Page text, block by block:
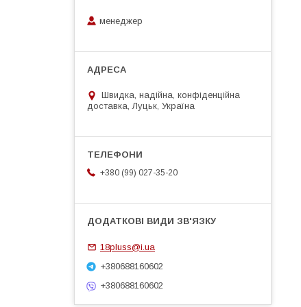
менеджер
Швидка, надійна, конфіденційна
доставка, Луцьк, Україна
+380 (99) 027-35-20
18pluss@i.ua
+380688160602
+380688160602